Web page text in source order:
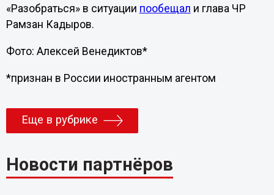
«Разобраться» в ситуации пообещал и глава ЧР
Рамзан Кадыров.
Фото: Алексей Венедиктов*
*признан в России иностранным агентом
Еще в рубрике
Новости партнёров